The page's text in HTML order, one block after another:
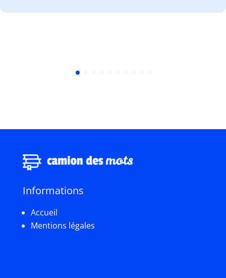
Informations
Accueil
Mentions légales